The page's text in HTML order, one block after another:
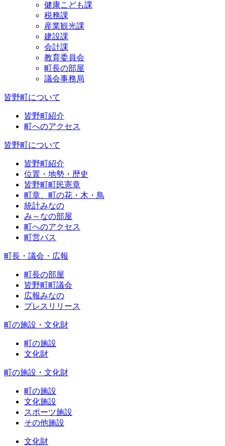
健康こども課
税務課
産業観光課
建設課
会計課
教育委員会
町長の部屋
議会事務局
皆野町について
皆野町紹介
町へのアクセス
皆野町について
皆野町紹介
位置・地勢・歴史
皆野町町民憲章
町章、町の花・木・鳥
統計みなの
み～なの部屋
町へのアクセス
町営バス
町長・議会・広報
町長の部屋
皆野町町議会
広報みなの
プレスリリース
町の施設・文化財
町の施設
文化財
町の施設・文化財
町の施設
文化施設
スポーツ施設
その他施設
文化財